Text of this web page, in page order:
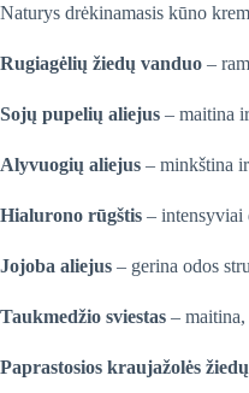
Naturys drėkinamasis kūno
Rugiagėlių žiedų vanduo –
Sojų pupelių aliejus – maitina
Alyvuogių aliejus – minkština
Hialurono rūgštis – intensyviai
Jojoba aliejus – gerina odos
Taukmedžio sviestas –
Paprastosios kraujažolės